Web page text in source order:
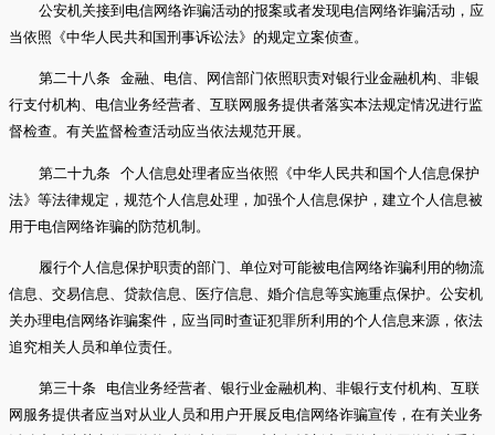
公安机关接到电信网络诈骗活动的报案或者发现电信网络诈骗活动，应
当依照《中华人民共和国刑事诉讼法》的规定立案侦查。
第二十八条 金融、电信、网信部门依照职责对银行业金融机构、非银
行支付机构、电信业务经营者、互联网服务提供者落实本法规定情况进行监
督检查。有关监督检查活动应当依法规范开展。
第二十九条 个人信息处理者应当依照《中华人民共和国个人信息保护
法》等法律规定，规范个人信息处理，加强个人信息保护，建立个人信息被
用于电信网络诈骗的防范机制。
履行个人信息保护职责的部门、单位对可能被电信网络诈骗利用的物流
信息、交易信息、贷款信息、医疗信息、婚介信息等实施重点保护。公安机
关办理电信网络诈骗案件，应当同时查证犯罪所利用的个人信息来源，依法
追究相关人员和单位责任。
第三十条 电信业务经营者、银行业金融机构、非银行支付机构、互联
网服务提供者应当对从业人员和用户开展反电信网络诈骗宣传，在有关业务